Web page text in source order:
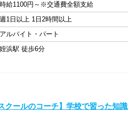
時給1100円～※交通費全額支給
週1日以上 1日2時間以上
アルバイト・パート
姪浜駅 徒歩6分
クールのコーチ】学校で習った知